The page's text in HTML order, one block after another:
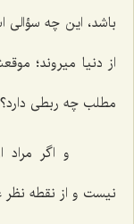
باشد، این چه
از دنیا میروند؛
مطلب چه ربطى
و اگر
نیست و از نقطه